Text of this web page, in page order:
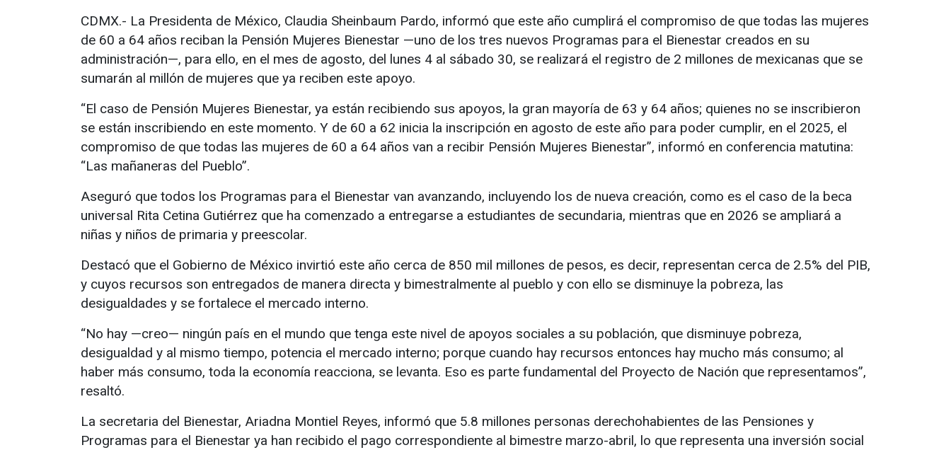
CDMX.- La Presidenta de México, Claudia Sheinbaum Pardo, informó que este año cumplirá el compromiso de que todas las mujeres
de 60 a 64 años reciban la Pensión Mujeres Bienestar —uno de los tres nuevos Programas para el Bienestar creados en su
administración—, para ello, en el mes de agosto, del lunes 4 al sábado 30, se realizará el registro de 2 millones de mexicanas que se
sumarán al millón de mujeres que ya reciben este apoyo.
“El caso de Pensión Mujeres Bienestar, ya están recibiendo sus apoyos, la gran mayoría de 63 y 64 años; quienes no se inscribieron
se están inscribiendo en este momento. Y de 60 a 62 inicia la inscripción en agosto de este año para poder cumplir, en el 2025, el
compromiso de que todas las mujeres de 60 a 64 años van a recibir Pensión Mujeres Bienestar”, informó en conferencia matutina:
“Las mañaneras del Pueblo”.
Aseguró que todos los Programas para el Bienestar van avanzando, incluyendo los de nueva creación, como es el caso de la beca
universal Rita Cetina Gutiérrez que ha comenzado a entregarse a estudiantes de secundaria, mientras que en 2026 se ampliará a
niñas y niños de primaria y preescolar.
Destacó que el Gobierno de México invirtió este año cerca de 850 mil millones de pesos, es decir, representan cerca de 2.5% del PIB,
y cuyos recursos son entregados de manera directa y bimestralmente al pueblo y con ello se disminuye la pobreza, las
desigualdades y se fortalece el mercado interno.
“No hay —creo— ningún país en el mundo que tenga este nivel de apoyos sociales a su población, que disminuye pobreza,
desigualdad y al mismo tiempo, potencia el mercado interno; porque cuando hay recursos entonces hay mucho más consumo; al
haber más consumo, toda la economía reacciona, se levanta. Eso es parte fundamental del Proyecto de Nación que representamos”,
resaltó.
La secretaria del Bienestar, Ariadna Montiel Reyes, informó que 5.8 millones personas derechohabientes de las Pensiones y
Programas para el Bienestar ya han recibido el pago correspondiente al bimestre marzo-abril, lo que representa una inversión social